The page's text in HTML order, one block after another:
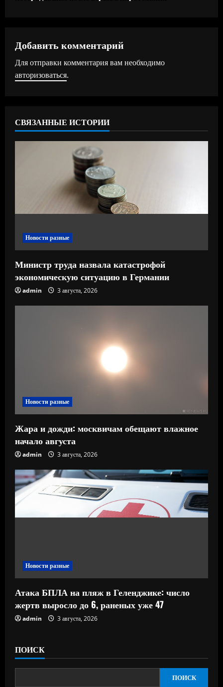
о
ж
и
ч
и
Добавить комментарий
Для отправки комментария вам необходимо
авторизоваться.
СВЯЗАННЫЕ ИСТОРИИ
Новости разные
Министр труда назвала катастрофой
экономическую ситуацию в Германии
admin 3 августа, 2026
Новости разные
Жара и дожди: москвичам обещают влажное
начало августа
admin 3 августа, 2026
Новости разные
Атака БПЛА на пляж в Геленджике: число
жертв выросло до 6, раненых уже 47
admin 3 августа, 2026
ПОИСК
ПОИСК